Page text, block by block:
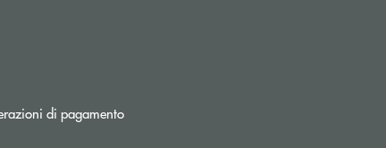
di pagamento
una nuova finestra